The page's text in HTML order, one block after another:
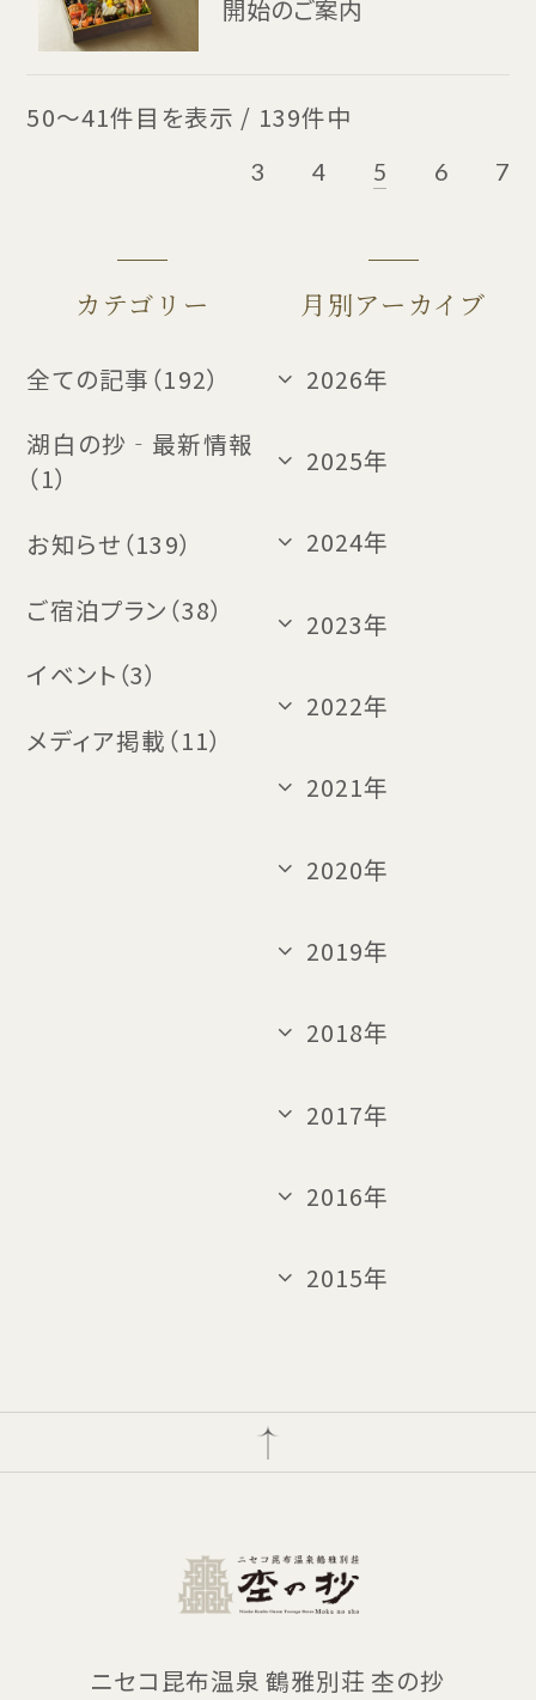
開始のご案内
50～41件目を表示 / 139件中
3 4 5 6 7
カテゴリー
全ての記事（192）
湖白の抄‐最新情報
（1）
お知らせ（139）
ご宿泊プラン（38）
イベント（3）
メディア掲載（11）
月別アーカイブ
2026年
2025年
2024年
2023年
2022年
2021年
2020年
2019年
2018年
2017年
2016年
2015年
ニセコ昆布温泉 鶴雅別荘 杢の抄